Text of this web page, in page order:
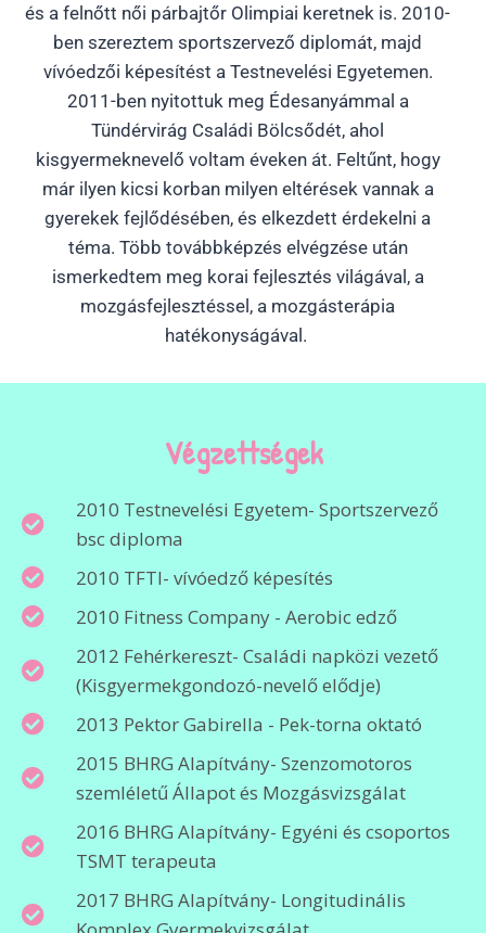
és a felnőtt női párbajtőr Olimpiai keretnek is. 2010-
ben szereztem sportszervező diplomát, majd
vívóedzői képesítést a Testnevelési Egyetemen.
2011-ben nyitottuk meg Édesanyámmal a
Tündérvirág Családi Bölcsődét, ahol
kisgyermeknevelő voltam éveken át. Feltűnt, hogy
már ilyen kicsi korban milyen eltérések vannak a
gyerekek fejlődésében, és elkezdett érdekelni a
téma. Több továbbképzés elvégzése után
ismerkedtem meg korai fejlesztés világával, a
mozgásfejlesztéssel, a mozgásterápia
hatékonyságával.
Végzettségek
2010 Testnevelési Egyetem- Sportszervező
bsc diploma
2010 TFTI- vívóedző képesítés
2010 Fitness Company - Aerobic edző
2012 Fehérkereszt- Családi napközi vezető
(Kisgyermekgondozó-nevelő elődje)
2013 Pektor Gabirella - Pek-torna oktató
2015 BHRG Alapítvány- Szenzomotoros
szemléletű Állapot és Mozgásvizsgálat
2016 BHRG Alapítvány- Egyéni és csoportos
TSMT terapeuta
2017 BHRG Alapítvány- Longitudinális